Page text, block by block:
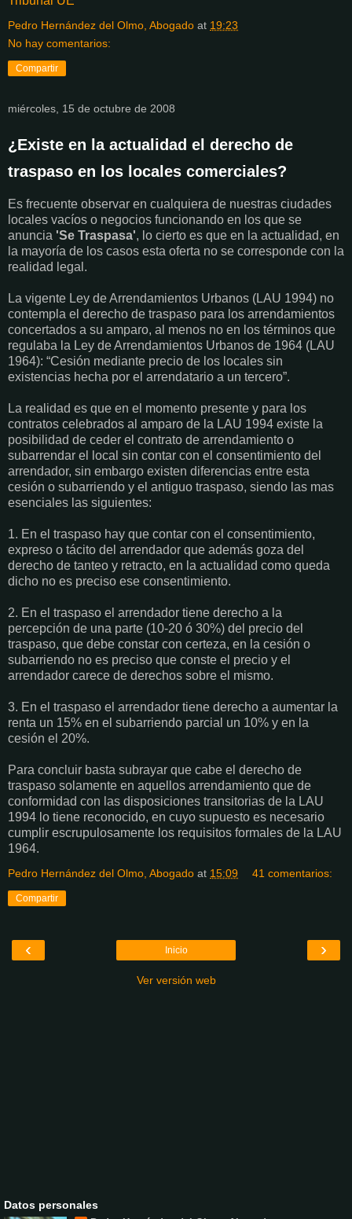
Pedro Hernández del Olmo, Abogado at 19:23
No hay comentarios:
Compartir
miércoles, 15 de octubre de 2008
¿Existe en la actualidad el derecho de
traspaso en los locales comerciales?
Es frecuente observar en cualquiera de nuestras ciudades
locales vacíos o negocios funcionando en los que se
anuncia 'Se Traspasa', lo cierto es que en la actualidad, en
la mayoría de los casos esta oferta no se corresponde con la
realidad legal.
La vigente Ley de Arrendamientos Urbanos (LAU 1994) no
contempla el derecho de traspaso para los arrendamientos
concertados a su amparo, al menos no en los términos que
regulaba la Ley de Arrendamientos Urbanos de 1964 (LAU
1964): “Cesión mediante precio de los locales sin
existencias hecha por el arrendatario a un tercero”.
La realidad es que en el momento presente y para los
contratos celebrados al amparo de la LAU 1994 existe la
posibilidad de ceder el contrato de arrendamiento o
subarrendar el local sin contar con el consentimiento del
arrendador, sin embargo existen diferencias entre esta
cesión o subarriendo y el antiguo traspaso, siendo las mas
esenciales las siguientes:
1. En el traspaso hay que contar con el consentimiento,
expreso o tácito del arrendador que además goza del
derecho de tanteo y retracto, en la actualidad como queda
dicho no es preciso ese consentimiento.
2. En el traspaso el arrendador tiene derecho a la
percepción de una parte (10-20 ó 30%) del precio del
traspaso, que debe constar con certeza, en la cesión o
subarriendo no es preciso que conste el precio y el
arrendador carece de derechos sobre el mismo.
3. En el traspaso el arrendador tiene derecho a aumentar la
renta un 15% en el subarriendo parcial un 10% y en la
cesión el 20%.
Para concluir basta subrayar que cabe el derecho de
traspaso solamente en aquellos arrendamiento que de
conformidad con las disposiciones transitorias de la LAU
1994 lo tiene reconocido, en cuyo supuesto es necesario
cumplir escrupulosamente los requisitos formales de la LAU
1964.
Pedro Hernández del Olmo, Abogado at 15:09 41 comentarios:
Compartir
‹ ›
Inicio
Ver versión web
Datos personales